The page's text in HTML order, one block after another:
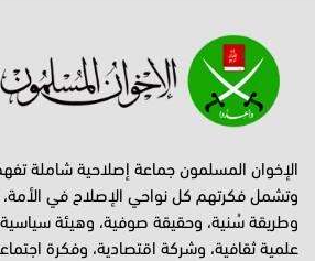
الإخوان المسلمون جماعة إصلاحية شاملة
وتشمل فكرتهم كل نواحي الإصلاح في
وطريقة سُنية، وحقيقة صوفية، وهيئة
علمية ثقافية، وشركة اقتصادية، وفكرة